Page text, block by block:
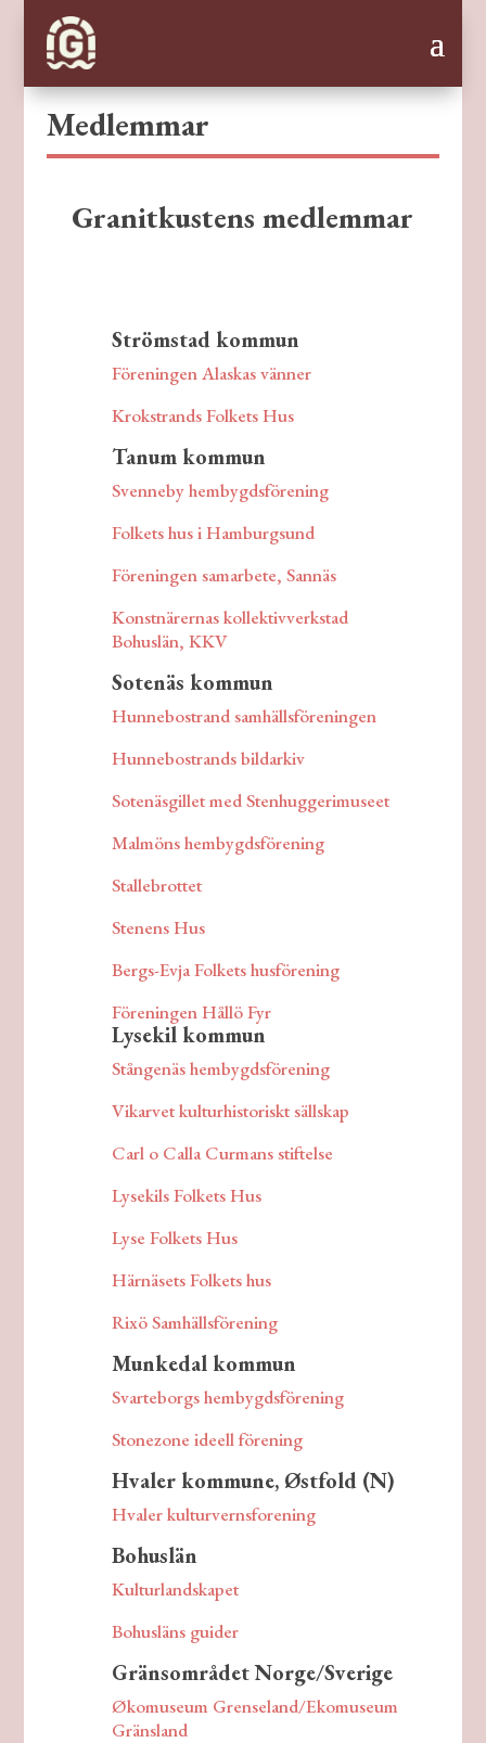
Medlemmar
Granitkustens medlemmar
Strömstad kommun
Föreningen Alaskas vänner
Krokstrands Folkets Hus
Tanum kommun
Svenneby hembygdsförening
Folkets hus i Hamburgsund
Föreningen samarbete, Sannäs
Konstnärernas kollektivverkstad
Bohuslän, KKV
Sotenäs kommun
Hunnebostrand samhällsföreningen
Hunnebostrands bildarkiv
Sotenäsgillet med Stenhuggerimuseet
Malmöns hembygdsförening
Stallebrottet
Stenens Hus
Bergs-Evja Folkets husförening
Föreningen Hållö Fyr
Lysekil kommun
Stångenäs hembygdsförening
Vikarvet kulturhistoriskt sällskap
Carl o Calla Curmans stiftelse
Lysekils Folkets Hus
Lyse Folkets Hus
Härnäsets Folkets hus
Rixö Samhällsförening
Munkedal kommun
Svarteborgs hembygdsförening
Stonezone ideell förening
Hvaler kommune, Østfold (N)
Hvaler kulturvernsforening
Bohuslän
Kulturlandskapet
Bohusläns guider
Gränsområdet Norge/Sverige
Økomuseum Grenseland/Ekomuseum
Gränsland